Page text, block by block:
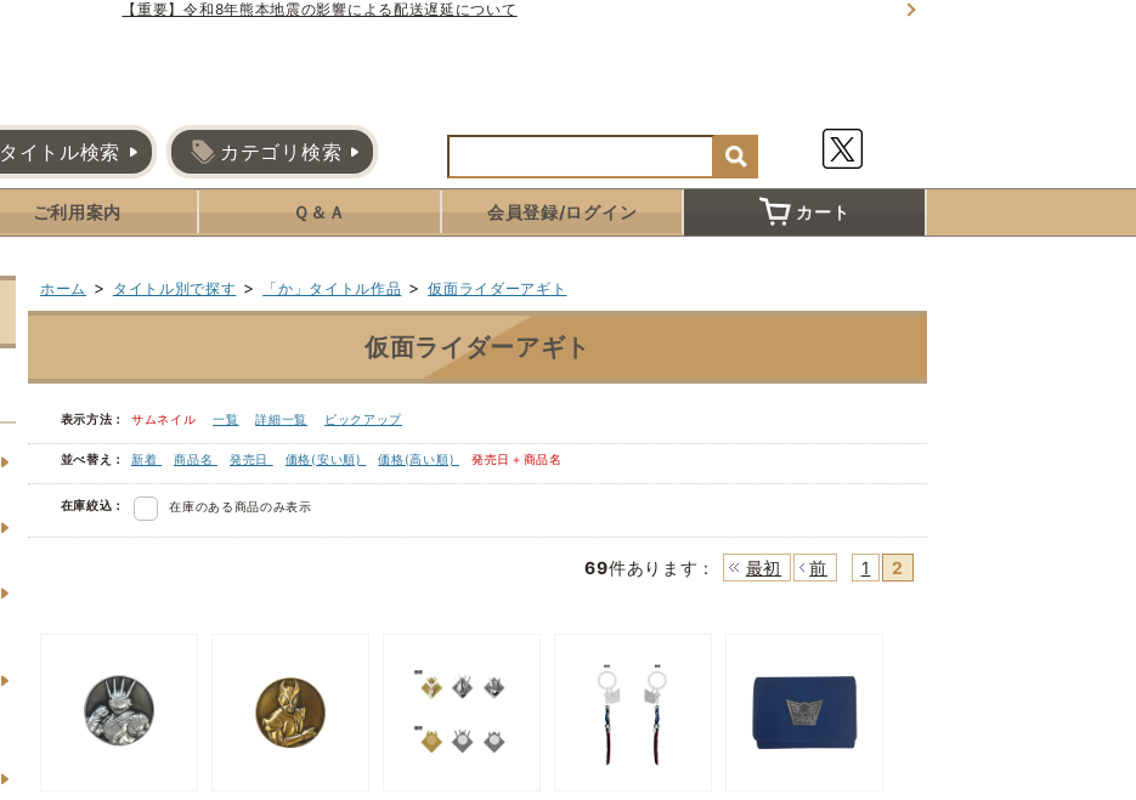
【重要】令和8年熊本地震の影響による配送遅延について
タイトル検索 カテゴリ検索
ご利用案内 Ｑ＆Ａ 会員登録/ログイン カート
ホーム > タイトル別で探す > 「か」タイトル作品 > 仮面ライダーアギト
仮面ライダーアギト
表示方法： サムネイル 一覧 詳細一覧 ピックアップ
並べ替え： 新着 商品名 発売日 価格(安い順) 価格(高い順) 発売日＋商品名
在庫絞込： 在庫のある商品のみ表示
69件あります ： 最初 前 1 2